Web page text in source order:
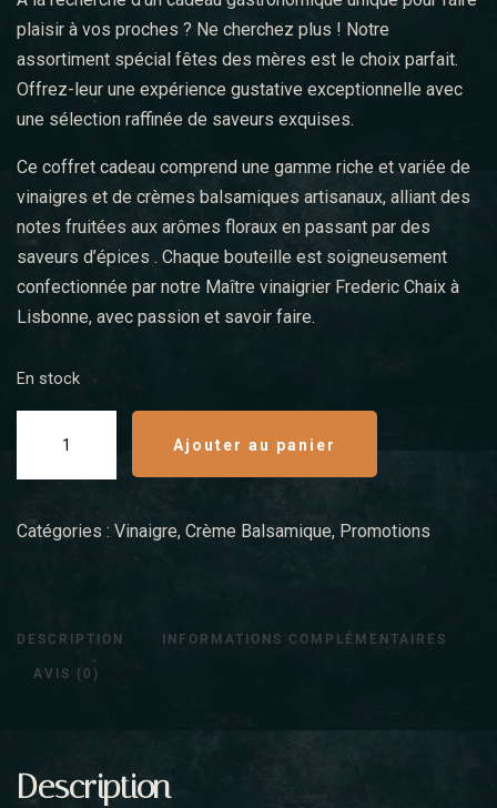
plaisir à vos proches ? Ne cherchez plus ! Notre
assortiment spécial fêtes des mères est le choix parfait.
Offrez-leur une expérience gustative exceptionnelle avec
une sélection raffinée de saveurs exquises.
Ce coffret cadeau comprend une gamme riche et variée de
vinaigres et de crèmes balsamiques artisanaux, alliant des
notes fruitées aux arômes floraux en passant par des
saveurs d’épices . Chaque bouteille est soigneusement
confectionnée par notre Maître vinaigrier Frederic Chaix à
Lisbonne, avec passion et savoir faire.
En stock
Ajouter au panier
Catégories : Vinaigre, Crème Balsamique, Promotions
DESCRIPTION INFORMATIONS COMPLÉMENTAIRES
AVIS (0)
Description